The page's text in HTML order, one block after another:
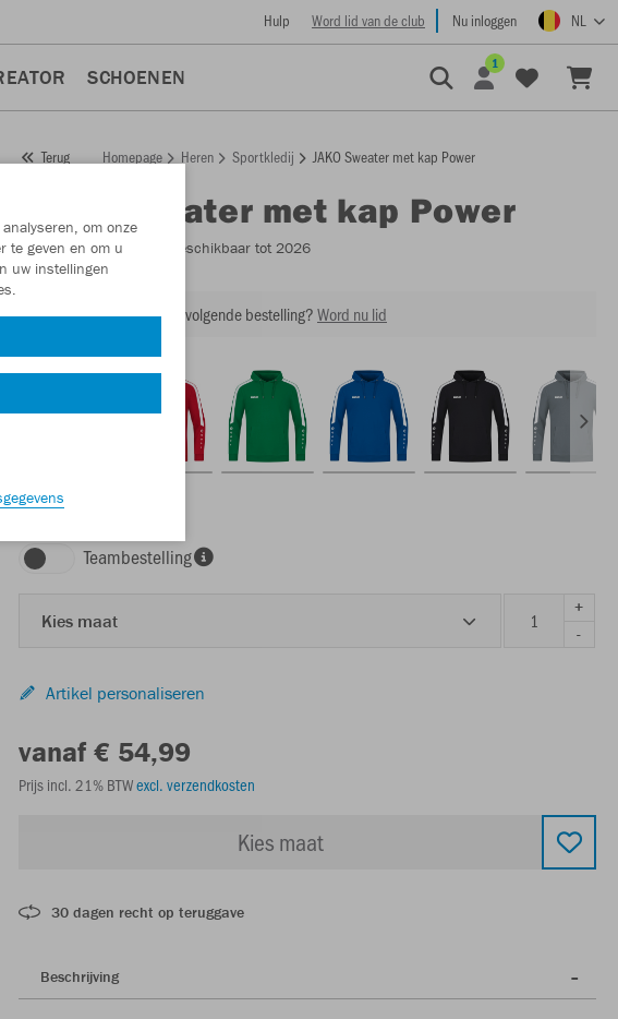
Hulp Word lid van de club Nu inloggen NL
SCHOENEN
1
Terug Homepage Heren Sportkledij JAKO Sweater met kap Power
Sweater met kap Power
Artikelnummer: - Beschikbaar tot 2026
Zin in 30% korting op je volgende bestelling?Word nu lid
wit
Teambestelling
Kies maat
+
-
Artikel personaliseren
vanaf € 54,99
Prijs incl. 21% BTWexcl. verzendkosten
Kies maat
30 dagen recht op teruggave
Beschrijving
om onze
te geven en om u
uw instellingen